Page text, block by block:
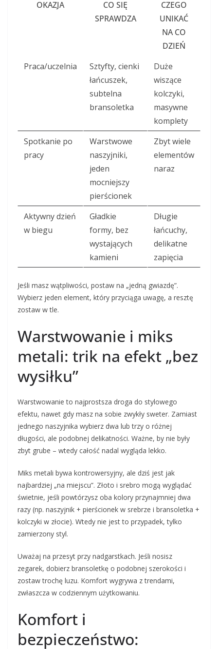
OKAZJA
CO SIĘ
SPRAWDZA
CZEGO
UNIKAĆ
NA CO
DZIEŃ
Praca/uczelnia
Sztyfty, cienki
łańcuszek,
subtelna
bransoletka
Duże
wiszące
kolczyki,
masywne
komplety
Spotkanie po
pracy
Warstwowe
naszyjniki,
jeden
mocniejszy
pierścionek
Zbyt wiele
elementów
naraz
Aktywny dzień
w biegu
Gładkie
formy, bez
wystających
kamieni
Długie
łańcuchy,
delikatne
zapięcia
Jeśli masz wątpliwości, postaw na „jedną gwiazdę”.
Wybierz jeden element, który przyciąga uwagę, a resztę
zostaw w tle.
Warstwowanie i miks
metali: trik na efekt „bez
wysiłku”
Warstwowanie to najprostsza droga do stylowego
efektu, nawet gdy masz na sobie zwykły sweter. Zamiast
jednego naszyjnika wybierz dwa lub trzy o różnej
długości, ale podobnej delikatności. Ważne, by nie były
zbyt grube – wtedy całość nadal wygląda lekko.
Miks metali bywa kontrowersyjny, ale dziś jest jak
najbardziej „na miejscu”. Złoto i srebro mogą wyglądać
świetnie, jeśli powtórzysz oba kolory przynajmniej dwa
razy (np. naszyjnik + pierścionek w srebrze i bransoletka +
kolczyki w złocie). Wtedy nie jest to przypadek, tylko
zamierzony styl.
Uważaj na przesyt przy nadgarstkach. Jeśli nosisz
zegarek, dobierz bransoletkę o podobnej szerokości i
zostaw trochę luzu. Komfort wygrywa z trendami,
zwłaszcza w codziennym użytkowaniu.
Komfort i
bezpieczeństwo: